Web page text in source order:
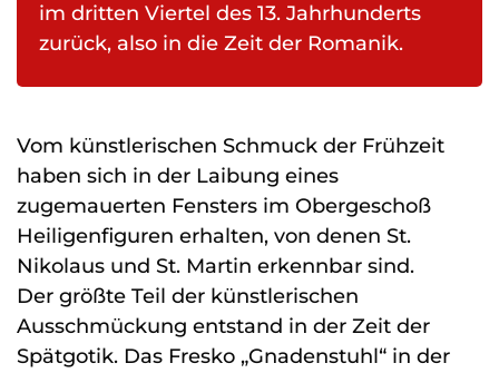
im dritten Viertel des 13. Jahrhunderts
zurück, also in die Zeit der Romanik.
Vom künstlerischen Schmuck der Frühzeit
haben sich in der Laibung eines
zugemauerten Fensters im Obergeschoß
Heiligenfiguren erhalten, von denen St.
Nikolaus und St. Martin erkennbar sind.
Der größte Teil der künstlerischen
Ausschmückung entstand in der Zeit der
Spätgotik. Das Fresko „Gnadenstuhl“ in der